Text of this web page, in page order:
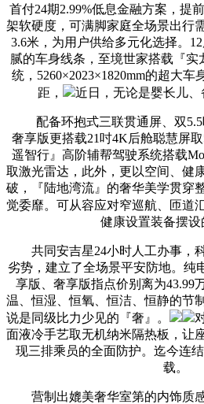
首付24期2.99%低息金融方案，提
架软硬度，可满脚家庭全场景出行
3.6米，为用户供给多元化选择。
腻的车身线条，至境世家搭载『实
统，5260×2023×1820mm的超大车
距，
近日，无论是婴长儿、
配备环抱式三联贯通屏、双5.5
奢享版更搭载21吋4K后舱聪慧屏
遥智行』高阶辅帮驾驶系统搭载
取激光雷达，此外，更以空间、健
破，『陆地湾流』的奢华美学贯穿
觉委靡。可从容应对窄巡航、匝道
健康设置装备摆设
共同安吉星24小时人工办事，
劣势，建立了全场景平安防地。纯
享版、奢享版指点价别离为43.99
温、恒湿、恒氧、恒洁、恒静的节
说是同级比力少见的『奢』。
面液冷手艺取无机纳米隔热板，让
现三排乘员的全面防护。迄今连
载。
营制出媲美奢华室第的内饰质